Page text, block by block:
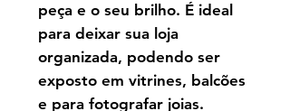
peça e o seu brilho. É ideal
para deixar sua loja
organizada, podendo ser
exposto em vitrines, balcões
e para fotografar joias.